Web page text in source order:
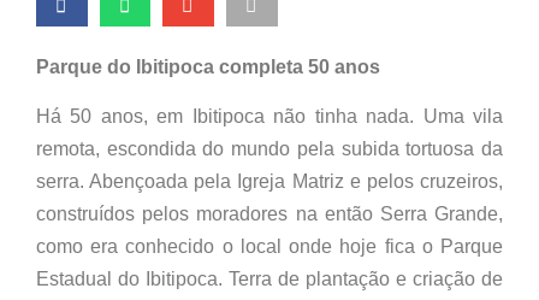
Parque do Ibitipoca completa 50 anos
Há 50 anos, em Ibitipoca não tinha nada. Uma vila
remota, escondida do mundo pela subida tortuosa da
serra. Abençoada pela Igreja Matriz e pelos cruzeiros,
construídos pelos moradores na então Serra Grande,
como era conhecido o local onde hoje fica o Parque
Estadual do Ibitipoca. Terra de plantação e criação de